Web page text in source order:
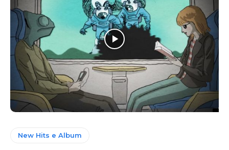
New Hits e Album